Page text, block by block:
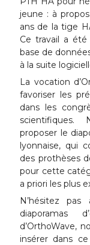
jeune : à
ans de la tige
Ce travail a
base de
à la suite
La vocation
favoriser les
dans les
scientifiques.
proposer le
lyonnaise, qui
des prothèses
pour cette
a priori les plus
N’hésitez
diaporamas
d’OrthoWave,
insérer dans